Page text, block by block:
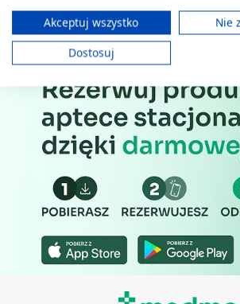
ograniczonych danych do wyboru treści.
Dane mogą być udostępniane poza Unię Europejską
Twoja zgoda i polityka cookie dotyczą wyłącznie
Wyświetl listę partnerów (11 dostawców
Cele przetwarzania IAB:
Przechowywanie informacji na
lub dostęp do nich
wyboru reklam
Tworzenie profili w celu
spersonalizowanych reklam
Wykorzystanie profili do wyboru
spersonalizowanych reklam
Akceptuj wszystko
Nie
Dostosuj